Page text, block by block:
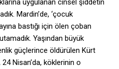
uygulanan cinsel şiddetin
Mardin’de, ‘çocuk
bastığı için ölen çoban
Yaşından büyük
güçlerince öldürülen Kürt
Nisan’da, köklerinin o